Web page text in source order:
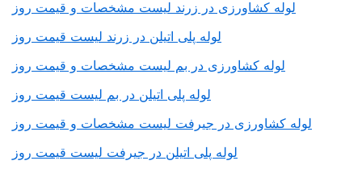
لوله کشاورزی در زرند لیست مشخصات و قیمت روز
لوله پلی اتیلن در زرند لیست قیمت روز
لوله کشاورزی در بم لیست مشخصات و قیمت روز
لوله پلی اتیلن در بم لیست قیمت روز
لوله کشاورزی در جیرفت لیست مشخصات و قیمت روز
لوله پلی اتیلن در جیرفت لیست قیمت روز